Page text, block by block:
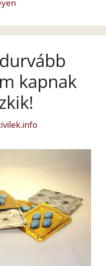
kapnak